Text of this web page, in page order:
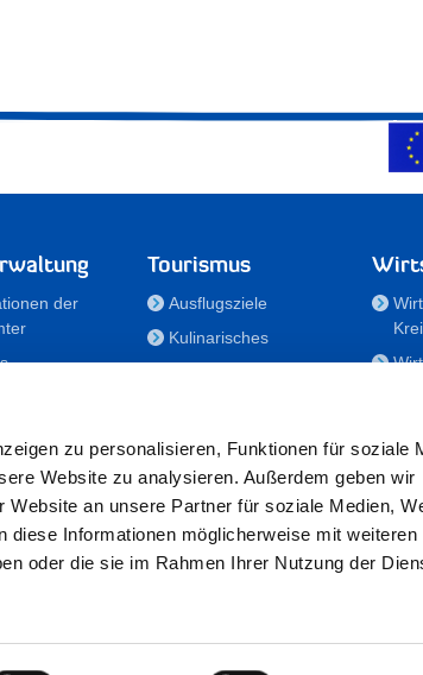
zu personalisieren, Funktionen für soziale
Website zu analysieren. Außerdem geben wir
an unsere Partner für soziale Medien,
diese Informationen möglicherweise mit weiteren
oder die sie im Rahmen Ihrer Nutzung der
der
Downloads
Tourismus
Ausflugsziele
Kulinarisches
Veranstaltungen